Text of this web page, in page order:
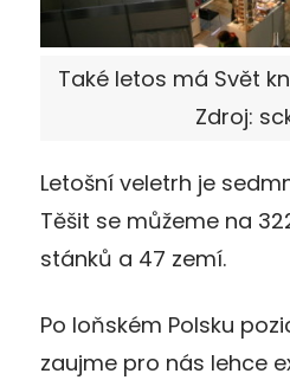
Také letos má Svět
Zdroj:
Letošní veletrh je
Těšit se můžeme na
stánků a 47 zemí.
Po loňském Polsku
zaujme pro nás lehce